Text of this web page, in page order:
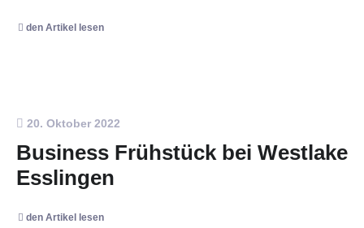
den Artikel lesen
20. Oktober 2022
Business Frühstück bei Westlake
Esslingen
den Artikel lesen